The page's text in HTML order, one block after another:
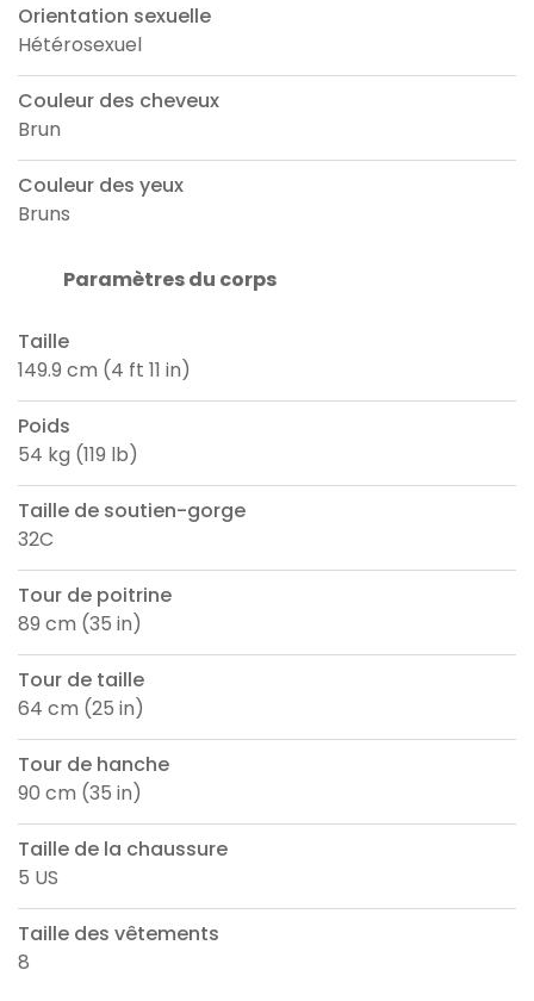
Orientation sexuelle
Hétérosexuel
Couleur des cheveux
Brun
Couleur des yeux
Bruns
Paramètres du corps
Taille
149.9 cm (4 ft 11 in)
Poids
54 kg (119 lb)
Taille de soutien-gorge
32C
Tour de poitrine
89 cm (35 in)
Tour de taille
64 cm (25 in)
Tour de hanche
90 cm (35 in)
Taille de la chaussure
5 US
Taille des vêtements
8